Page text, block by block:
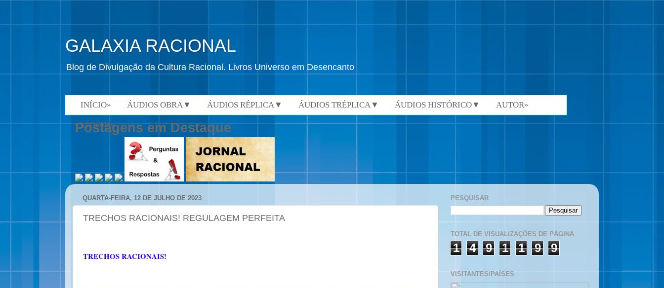
GALAXIA RACIONAL
Blog de Divulgação da Cultura Racional. Livros Universo em Desencanto
INÍCIO» ÁUDIOS OBRA▼ ÁUDIOS RÉPLICA▼ ÁUDIOS TRÉPLICA▼ ÁUDIOS HISTÓRICO▼ AUTOR»
VÍDEOS»
Postagens em Destaque
QUARTA-FEIRA, 12 DE JULHO DE 2023
TRECHOS RACIONAIS! REGULAGEM PERFEITA
TRECHOS RACIONAIS!
PESQUISAR
TOTAL DE VISUALIZAÇÕES DE PÁGINA
1 4 9 1 1 9 9
VISITANTES/PAÍSES